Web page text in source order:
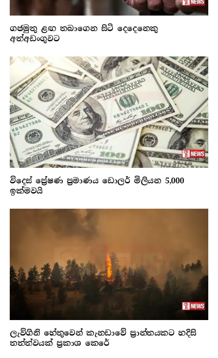
ගජමුතු ළඟ තබාගෙන සිටි දෙදෙනෙකු
අත්අඩංගුවට
විදෙස් ප්‍රේෂණ ප්‍රමාණය ඩොලර් මිලියන 5,000
ඉක්මවයි
ලැව්ගිනි හේතුවෙන් කැනඩාවේ ප්‍රාන්තයකට හදිසි
තත්ත්වයක් ප්‍රකාශ කෙරේ